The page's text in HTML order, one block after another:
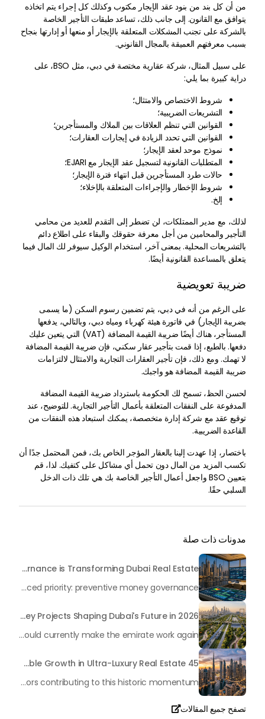
من أن كل بند من بنود عقد الإيجار مكتوب وكذلك كل إجراء يتم اتخاذه
يتوافق مع القانون. إلى جانب ذلك، تساعد طبقات التأجير الخاصة
بالشركة على تجنب المشكلات المتعلقة بالإيجار أو منعها أو إدارتها بنجاح
بسبب معرفتهم العميقة بالمجال القانوني.
على سبيل المثال، شركة عقارية مختصة في دبي، مثل BSO، على
دراية كبيرة بما يلي:
شروط الاختصاص والامتثال؛
التشريعات الضريبية؛
القوانين التي تنظم العلاقات بين الملاك والمستأجرين؛
القوانين التي تحدد الزيادة في إيجارات العقارات؛
نموذج موحد لعقد الإيجار؛
المتطلبات القانونية لتسجيل عقد الإيجار مع EJARI؛
حالات طرد المستأجرين قبل انتهاء فترة الإيجار؛
شروط الإخطار والإجراءات المتعلقة بالإخلاء؛
إلخ.
لذلك، مع مدير الممتلكات، لن تضطر إلى التقدم للعديد من محامي
التأجير والمحامين من أجل معرفة حقوقك والبقاء على اطلاع دائم
بالتشريعات المحلية. بمعنى آخر، استخدام الوكيل سيوفر لك المال فيما
يتعلق بالمساعدة القانونية أيضًا.
ضريبة تعويضية
على الرغم من أنه في دبي، يتم تضمين رسوم السكن (ما يسمى
بضريبة الإيجار) في فاتورة هيئة كهرباء ومياه دبي، وبالتالي، يدفعها
المستأجر، هناك أيضًا ضريبة القيمة المضافة (VAT) التي يتعين عليك
دفعها. بالطبع، إذا قمت بتأجير عقار سكني، فإن ضريبة القيمة المضافة
لا تهمك. ومع ذلك، فإن تأجير العقارات التجارية والامتثال لالتزامات
ضريبة القيمة المضافة هو واجبك.
لحسن الحظ، تسمح لك الحكومة باسترداد ضريبة القيمة المضافة
المدفوعة على النفقات المتعلقة بأعمال التأجير التجارية. للتوضيح، عند
توقيع عقد مع شركة إدارة متخصصة، يمكنك استبعاد هذه النفقات من
القاعدة الضريبية.
باختصار، إذا عهدت إلينا بالعقار المؤجر الخاص بك، فمن المحتمل جدًا أن
تكسب المزيد من المال دون تحمل أي مشاكل على كتفيك. لذا، قم
بتعيين BSO واجعل أعمال التأجير الخاصة بك هي تلك ذات الدخل
السلبي حقًا.
مدونات ذات صلة
Beyond Maintenance: How Preventive Money Governance is Transforming Dubai Real Estate
In the rapidly changing milieu of Dubai's real estate sector, the year 2026 has triggered a substantial change in baggage handling practices. We have progressed beyond time when asset handling is simply a matter of "repairing leaks" or "accumulating bills". Currently, prudent businesses, builders and residents expect a more enhanced priority: preventive money governance.
Transforming the "Pearl of the World": 5 Key Projects Shaping Dubai's Future in 2026
Dubai has once again captivated a worldwide target audience with several groundbreaking mega-works that redefine the boundaries of engineering, sustainability and urban living. As we progress to May 2026, these ventures are evolving from bold ideas into concrete realities, cementing Dubai’s role as a worldwide leader in innovation and smart metropolitan development. From the depths of the ocean to the heights of the skyline, here's a complete examination of 5 massive projects that could currently make the emirate work again.
45 Days of Risen: An Analysis of Dubai’s Remarkable Growth in Ultra-Luxury Real Estate
The luxury real property market in Dubai is experiencing a remarkable upward push, strengthening its position as the leading worldwide hub for high-internet value investors. By the end of April 2026, the market has proven formidable resilience and growth, fueled by a blend of world-class infrastructure, strategic financial policies and a remarkable way of life worldwide Presented below is a complete analysis of the contemporary state of the ultra-luxury sector in Dubai, and the number one factors contributing to this historic momentum.
تصفح جميع المقالات